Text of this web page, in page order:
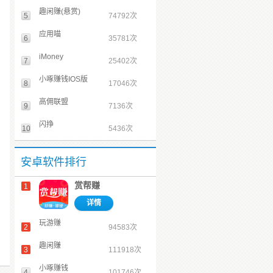
5 趣闲赚(悬赏) 74792次
6 应用喵 35781次
7 iMoney 25402次
8 小啄赚钱IOS版 17046次
9 高佣联盟 7136次
10 闪挣 5436次
安卓软件排行
1 赏帮赚
详情
2 玩游赚 94583次
3 趣闲赚 111918次
小啄赚钱